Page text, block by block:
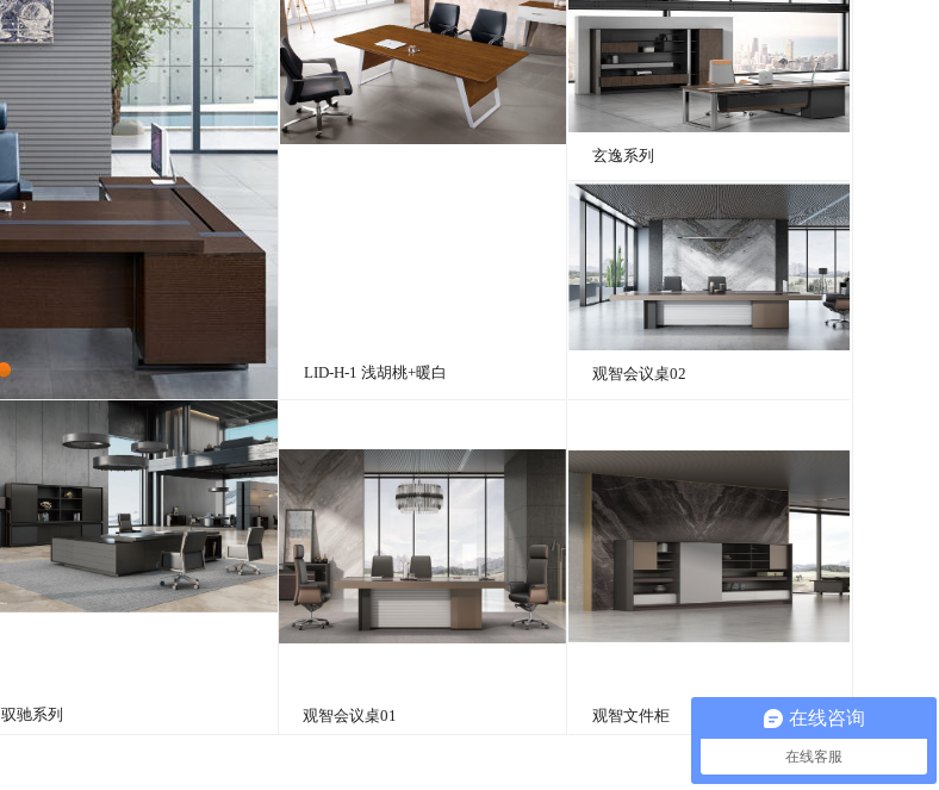
驭驰系列
LID-H-1 浅胡桃+暖白
玄逸系列
观智会议桌02
观智会议桌01 观智文件柜 在线咨询
在线客服